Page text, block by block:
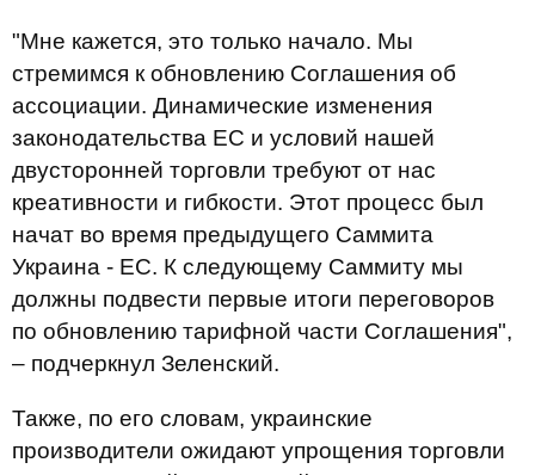
"Мне кажется, это только начало. Мы
стремимся к обновлению Соглашения об
ассоциации. Динамические изменения
законодательства ЕС и условий нашей
двусторонней торговли требуют от нас
креативности и гибкости. Этот процесс был
начат во время предыдущего Саммита
Украина - ЕС. К следующему Саммиту мы
должны подвести первые итоги переговоров
по обновлению тарифной части Соглашения",
– подчеркнул Зеленский.
Также, по его словам, украинские
производители ожидают упрощения торговли